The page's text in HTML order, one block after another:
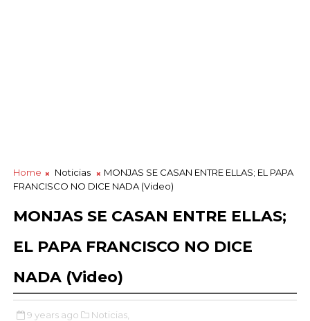
Home Noticias
MONJAS SE CASAN ENTRE ELLAS; EL PAPA
FRANCISCO NO DICE NADA (Video)
MONJAS SE CASAN ENTRE ELLAS;
EL PAPA FRANCISCO NO DICE
NADA (Video)
9 years ago Noticias,